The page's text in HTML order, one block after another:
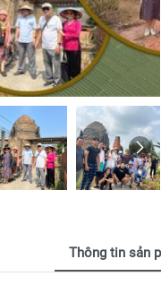
Thông tin sản